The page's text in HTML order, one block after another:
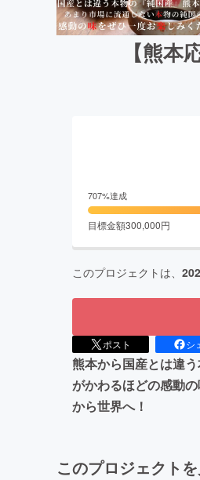
【熊
707%達成
目標金額300,000円
このプロジェクトは、
ポスト シ
熊本から国産とは違
がかわるほどの感動
から世界へ！
このプロジェクト